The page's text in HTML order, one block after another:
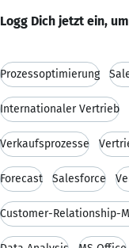
Logg Dich jetzt ein,
Prozessoptimierung
Internationaler Vertrieb
Verkaufsprozesse
Forecast Salesforce
Customer-Relationship-